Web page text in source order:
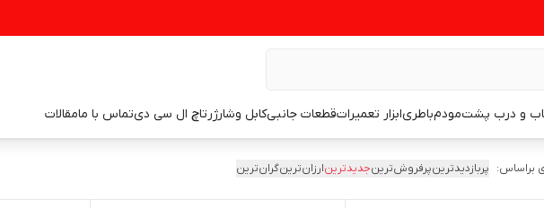
و درب پشتمودمباطریابزار تعمیراتقطعات جانبیکابل وشارژرتاچ ال سی دیتماس با مامقالات
براساس: پربازدیدترینپرفروش‌ترینجدیدترینارزان‌ترینگران‌ترین